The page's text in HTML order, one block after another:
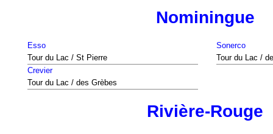
Nominingue
Esso
Tour du Lac / St Pierre
Sonerco
Tour du Lac /
Crevier
Tour du Lac / des Grèbes
Rivière-Rouge